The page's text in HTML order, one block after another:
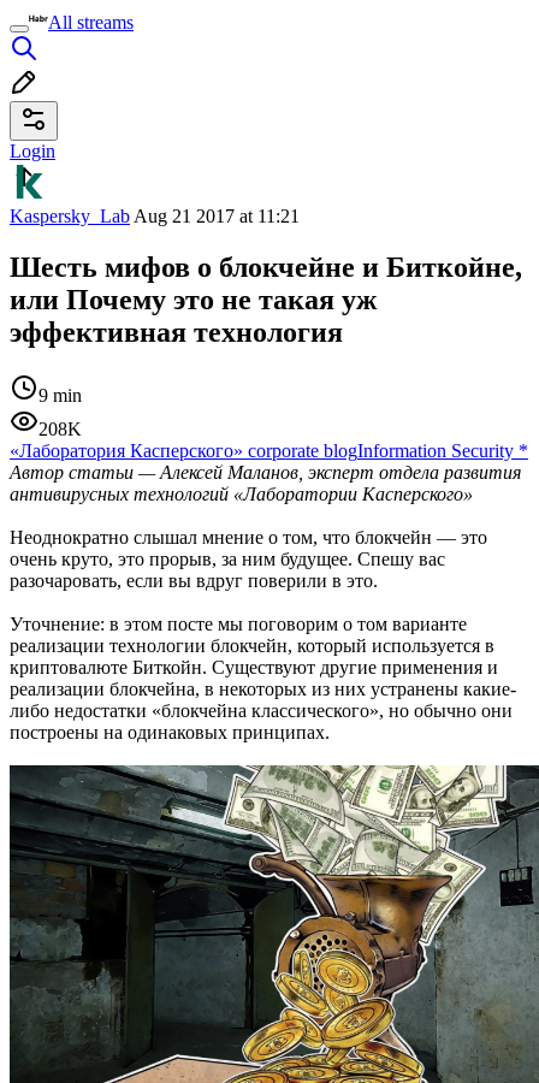
All streams
Login
Kaspersky_Lab Aug 21 2017 at 11:21
Шесть мифов о блокчейне и Биткойне,
или Почему это не такая уж
эффективная технология
9 min
208K
«Лаборатория Касперского» corporate blogInformation Security *
Автор статьи — Алексей Маланов, эксперт отдела развития
антивирусных технологий «Лаборатории Касперского»
Неоднократно слышал мнение о том, что блокчейн — это
очень круто, это прорыв, за ним будущее. Спешу вас
разочаровать, если вы вдруг поверили в это.
Уточнение: в этом посте мы поговорим о том варианте
реализации технологии блокчейн, который используется в
криптовалюте Биткойн. Существуют другие применения и
реализации блокчейна, в некоторых из них устранены какие-
либо недостатки «блокчейна классического», но обычно они
построены на одинаковых принципах.